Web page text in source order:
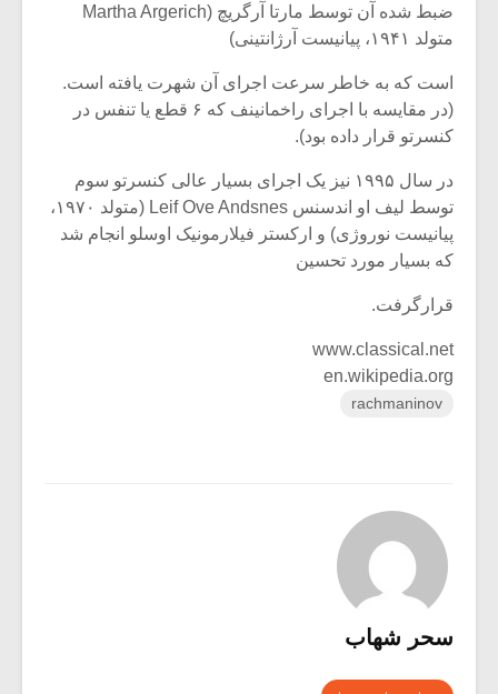
ضبط شده آن توسط مارتا آرگریچ (Martha Argerich
متولد ۱۹۴۱، پیانیست آرژانتینی)
است که به خاطر سرعت اجرای آن شهرت یافته است.
(در مقایسه با اجرای راخمانینف که ۶ قطع یا تنفس در
کنسرتو قرار داده بود).
در سال ۱۹۹۵ نیز یک اجرای بسیار عالی کنسرتو سوم
توسط لیف او اندسنس Leif Ove Andsnes (متولد ۱۹۷۰،
پیانیست نوروژی) و ارکستر فیلارمونیک اوسلو انجام شد
که بسیار مورد تحسین
قرارگرفت.
www.classical.net
en.wikipedia.org
rachmaninov
سحر شهاب